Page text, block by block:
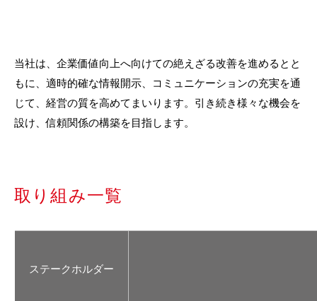
当社は、企業価値向上へ向けての絶えざる改善を進めるとと
もに、適時的確な情報開示、コミュニケーションの充実を通
じて、経営の質を高めてまいります。引き続き様々な機会を
設け、信頼関係の構築を目指します。
取り組み一覧
ステークホルダー